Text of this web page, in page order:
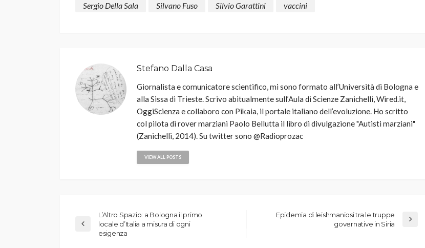
Sergio Della Sala
Silvano Fuso Silvio Garattini vaccini
Stefano Dalla Casa
Giornalista e comunicatore scientifico, mi sono formato all’Università di Bologna e
alla Sissa di Trieste. Scrivo abitualmente sull’Aula di Scienze Zanichelli, Wired.it,
OggiScienza e collaboro con Pikaia, il portale italiano dell’evoluzione. Ho scritto
col pilota di rover marziani Paolo Bellutta il libro di divulgazione "Autisti marziani"
(Zanichelli, 2014). Su twitter sono @Radioprozac
VIEW ALL POSTS
L’Altro Spazio: a Bologna il primo
locale d’Italia a misura di ogni
esigenza
Epidemia di leishmaniosi tra le truppe
governative in Siria